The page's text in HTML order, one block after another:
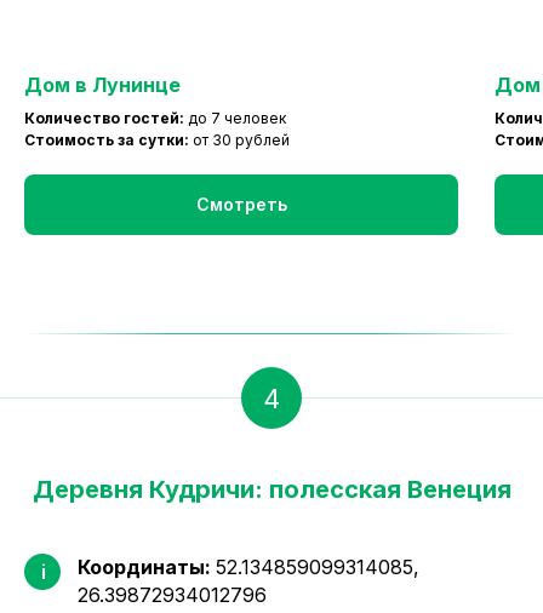
Дом в Лунинце
Количество гостей: до 7 человек
Стоимость за сутки: от 30 рублей
Смотреть
Дом
4
Деревня Кудричи: полесская Венеция
i Координаты: 52.134859099314085,
26.39872934012796